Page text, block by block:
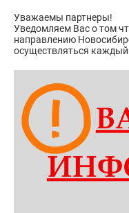
Уважаемы партнеры!
Уведомляем Вас о том
направлению
осуществляться каждый